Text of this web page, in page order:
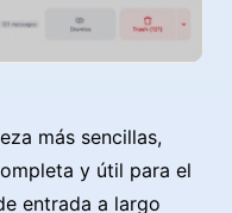
más sencillas,
y útil para el
entrada a largo